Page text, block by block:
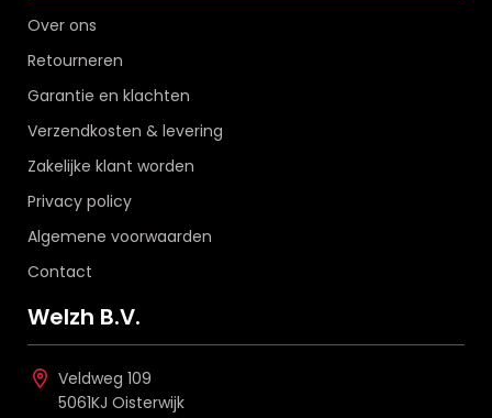
Over ons
Retourneren
Garantie en klachten
Verzendkosten & levering
Zakelijke klant worden
Privacy policy
Algemene voorwaarden
Contact
Welzh B.V.
Veldweg 109
5061KJ Oisterwijk